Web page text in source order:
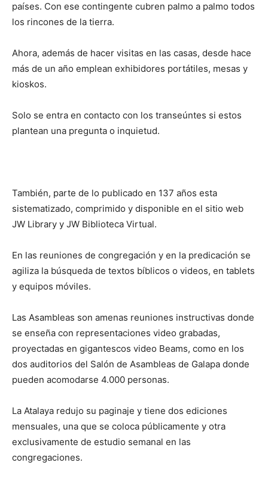
países. Con ese contingente cubren palmo a palmo todos
los rincones de la tierra.
Ahora, además de hacer visitas en las casas, desde hace
más de un año emplean exhibidores portátiles, mesas y
kioskos.
Solo se entra en contacto con los transeúntes si estos
plantean una pregunta o inquietud.
También, parte de lo publicado en 137 años esta
sistematizado, comprimido y disponible en el sitio web
JW Library y JW Biblioteca Virtual.
En las reuniones de congregación y en la predicación se
agiliza la búsqueda de textos bíblicos o videos, en tablets
y equipos móviles.
Las Asambleas son amenas reuniones instructivas donde
se enseña con representaciones video grabadas,
proyectadas en gigantescos video Beams, como en los
dos auditorios del Salón de Asambleas de Galapa donde
pueden acomodarse 4.000 personas.
La Atalaya redujo su paginaje y tiene dos ediciones
mensuales, una que se coloca públicamente y otra
exclusivamente de estudio semanal en las
congregaciones.